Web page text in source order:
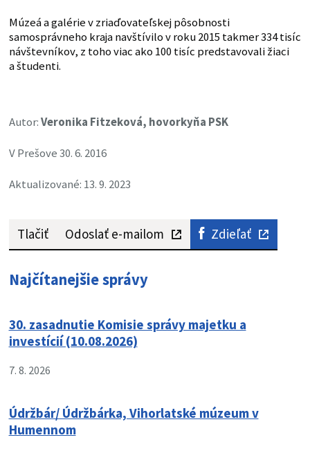
Múzeá a galérie v zriaďovateľskej pôsobnosti
samosprávneho kraja navštívilo v roku 2015 takmer 334 tisíc
návštevníkov, z toho viac ako 100 tisíc predstavovali žiaci
a študenti.
Autor:Veronika Fitzeková, hovorkyňa PSK
V Prešove 30. 6. 2016
Aktualizované: 13. 9. 2023
Tlačiť Odoslať e-mailom Zdieľať
Najčítanejšie správy
30. zasadnutie Komisie správy majetku a
investícií (10.08.2026)
7. 8. 2026
Údržbár/ Údržbárka, Vihorlatské múzeum v
Humennom